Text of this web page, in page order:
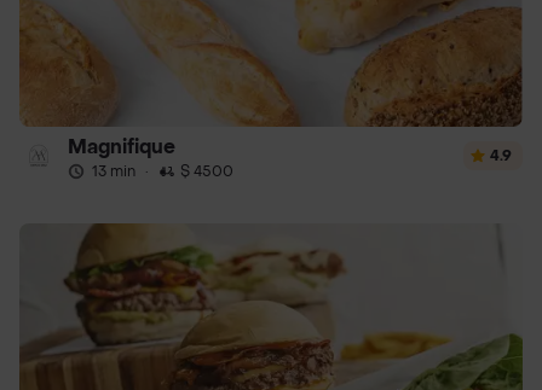
Magnifique
13 min · $ 4500
4.9